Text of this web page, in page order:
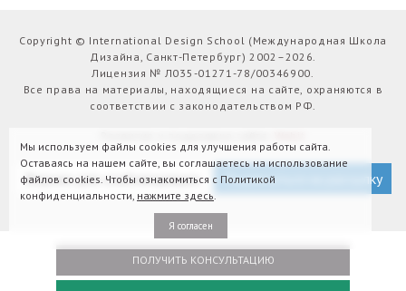
Copyright © International Design School (Международная Школа
Дизайна, Санкт-Петербург) 2002–2026.
Лицензия № Л035-01271-78/00346900.
Все права на материалы, находящиеся на сайте, охраняются в
соответствии с законодательством РФ.
Версия для слабовидящих Подписаться на рассылку
ПОЛУЧИТЬ КОНСУЛЬТАЦИЮ
Мы используем файлы cookies для улучшения работы сайта.
Оставаясь на нашем сайте, вы соглашаетесь на использование
файлов cookies. Чтобы ознакомиться с Политикой
конфиденциальности, нажмите здесь.
Я согласен